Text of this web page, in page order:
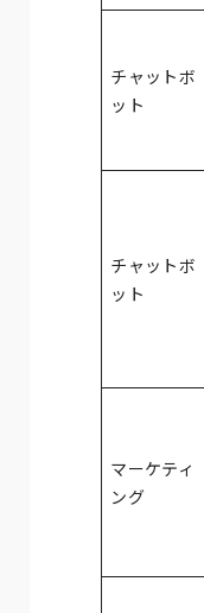
チャットボ
ット
チャットボ
ット
マーケティ
ング